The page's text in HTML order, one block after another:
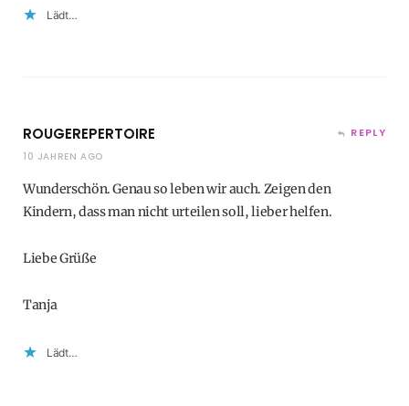
Lädt…
ROUGEREPERTOIRE
10 JAHREN AGO
REPLY
Wunderschön. Genau so leben wir auch. Zeigen den
Kindern, dass man nicht urteilen soll, lieber helfen.
Liebe Grüße
Tanja
Lädt…